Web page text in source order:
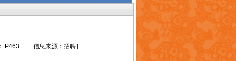
P463 信息来源：招聘］